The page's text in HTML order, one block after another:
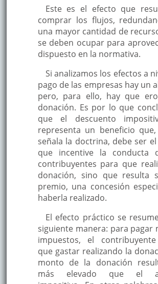
Este es el efecto que
comprar los flujos,
una mayor cantidad de
se deben ocupar para
dispuesto en la normativa.
Si analizamos los efectos a
pago de las empresas hay un
pero, para ello, hay que
donación. Es por lo que
que el descuento
representa un beneficio
señala la doctrina, debe ser
que incentive la conducta
contribuyentes para que
donación, sino que resulta
premio, una concesión
haberla realizado.
El efecto práctico se
siguiente manera: para pagar
impuestos, el
que gastar realizando la
monto de la donación
más elevado que el